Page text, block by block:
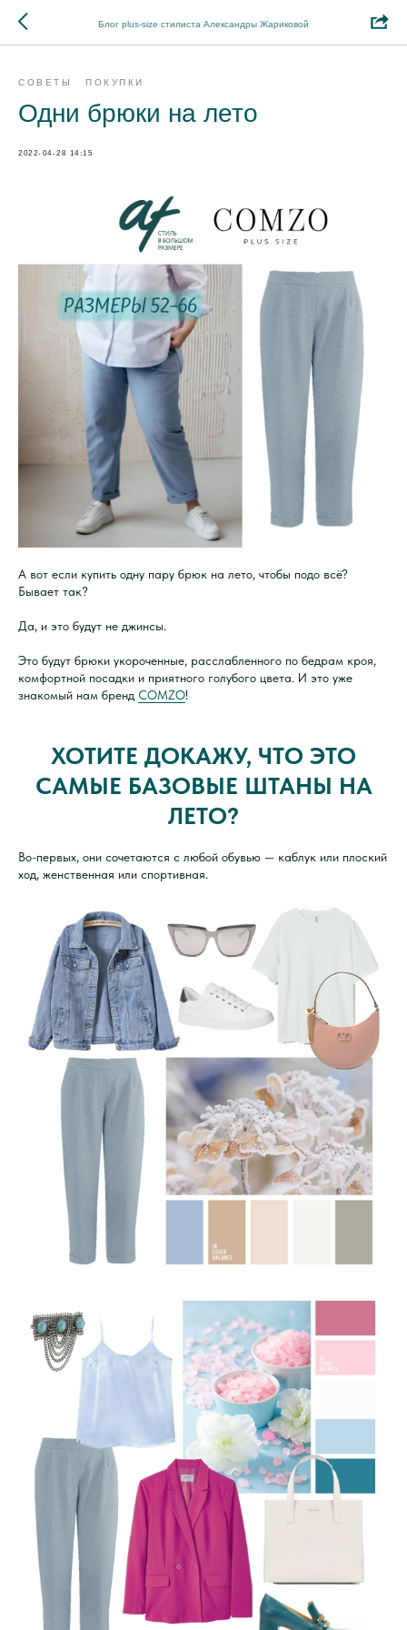
Блог plus-size стилиста Александры Жариковой
СОВЕТЫ ПОКУПКИ
Одни брюки на лето
2022-04-28 14:15
А вот если купить одну пару брюк на лето, чтобы подо всё?
Бывает так?
Да, и это будут не джинсы.
Это будут брюки укороченные, расслабленного по бедрам кроя,
комфортной посадки и приятного голубого цвета. И это уже
знакомый нам бренд COMZO!
ХОТИТЕ ДОКАЖУ, ЧТО ЭТО
САМЫЕ БАЗОВЫЕ ШТАНЫ НА
ЛЕТО?
Во-первых, они сочетаются с любой обувью — каблук или плоский
ход, женственная или спортивная.